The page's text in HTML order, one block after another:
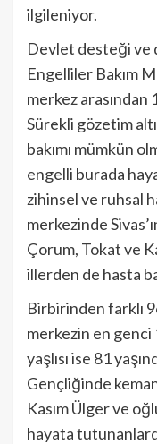
ilgileniyor.
Devlet desteği ve
Engelliler Bakım
merkez arasından
Sürekli gözetim
bakımı mümkün
engelli burada
zihinsel ve ruhsal
merkezinde
Çorum, Tokat ve
illerden de hasta
Birbirinden farklı
merkezin en genci
yaşlısı ise 81
Gençliğinde
Kasım Ülger ve
hayata